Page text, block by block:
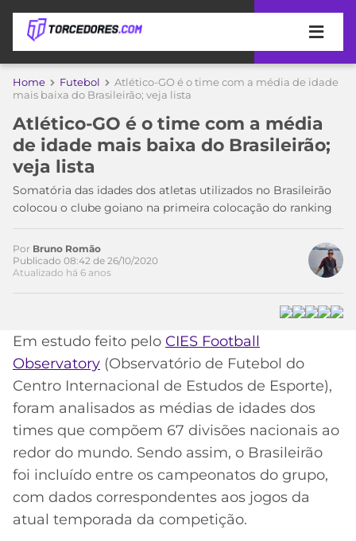
APOSTAS
DE
APOSTA
MELHORES
SITES
DE
APOSTAS
2026
BETBOOM
CÓDIGO
INDICAÇÃO
BET365
CÓDIGO
BETANO
COPA
DO
MUNDO
TIMES
MEU
TIME
PALMEIRAS
CORINTHIANS
SÃO
PAULO
SANTOS
FLAMENGO
CAMPEONATOS
SÉRIE
LIBERTADORES
COPA
DO
BRASIL
PREMIER
ESPORTIVA
MERCADO
BOLA
PALPITES
Home Futebol
Atlético-GO é o time com a média de idade
mais baixa do Brasileirão; veja lista
Atlético-GO é o time com a média
de idade mais baixa do Brasileirão;
veja lista
Somatória das idades dos atletas utilizados no Brasileirão
colocou o clube goiano na primeira colocação do ranking
Por Bruno Romão
Publicado 08:42 de 26/10/2020
Atualizado há 6 anos
Em estudo feito pelo CIES Football
Observatory (Observatório de Futebol do
Centro Internacional de Estudos de Esporte),
foram analisados as médias de idades dos
times que compõem 67 divisões nacionais ao
redor do mundo. Sendo assim, o Brasileirão
foi incluído entre os campeonatos do grupo,
com dados correspondentes aos jogos da
atual temporada da competição.